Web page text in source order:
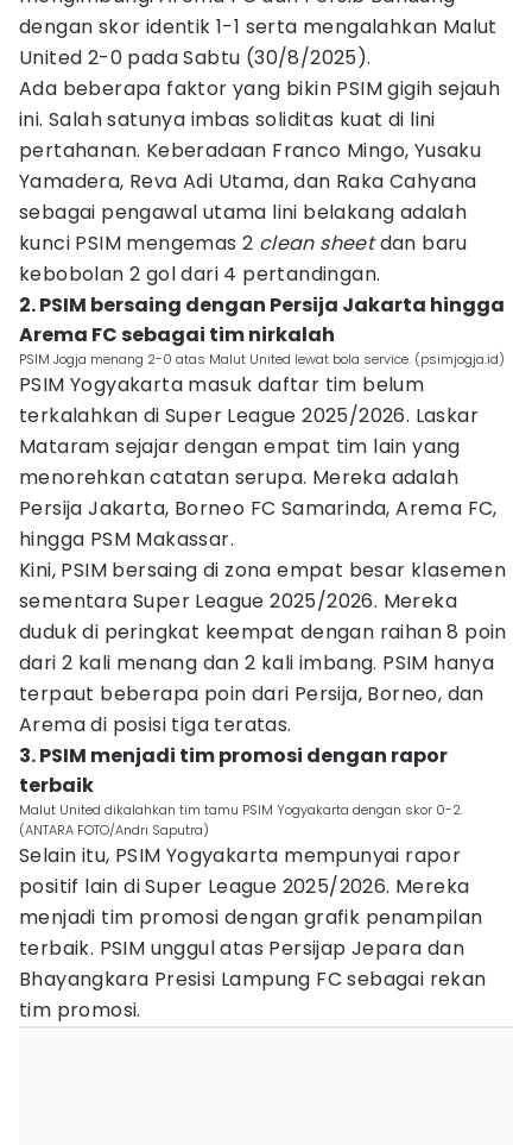
dengan skor identik 1-1 serta mengalahkan Malut
United 2-0 pada Sabtu (30/8/2025).
Ada beberapa faktor yang bikin PSIM gigih sejauh
ini. Salah satunya imbas soliditas kuat di lini
pertahanan. Keberadaan Franco Mingo, Yusaku
Yamadera, Reva Adi Utama, dan Raka Cahyana
sebagai pengawal utama lini belakang adalah
kunci PSIM mengemas 2 clean sheetdan baru
kebobolan 2 gol dari 4 pertandingan.
2. PSIM bersaing dengan Persija Jakarta hingga
Arema FC sebagai tim nirkalah
PSIM Jogja menang 2-0 atas Malut United lewat bola service. (psimjogja.id)
PSIM Yogyakarta masuk daftar tim belum
terkalahkan di Super League 2025/2026. Laskar
Mataram sejajar dengan empat tim lain yang
menorehkan catatan serupa. Mereka adalah
Persija Jakarta, Borneo FC Samarinda, Arema FC,
hingga PSM Makassar.
Kini, PSIM bersaing di zona empat besar klasemen
sementara Super League 2025/2026. Mereka
duduk di peringkat keempat dengan raihan 8 poin
dari 2 kali menang dan 2 kali imbang. PSIM hanya
terpaut beberapa poin dari Persija, Borneo, dan
Arema di posisi tiga teratas.
3. PSIM menjadi tim promosi dengan rapor
terbaik
Malut United dikalahkan tim tamu PSIM Yogyakarta dengan skor 0-2.
(ANTARA FOTO/Andri Saputra)
Selain itu, PSIM Yogyakarta mempunyai rapor
positif lain di Super League 2025/2026. Mereka
menjadi tim promosi dengan grafik penampilan
terbaik. PSIM unggul atas Persijap Jepara dan
Bhayangkara Presisi Lampung FC sebagai rekan
tim promosi.